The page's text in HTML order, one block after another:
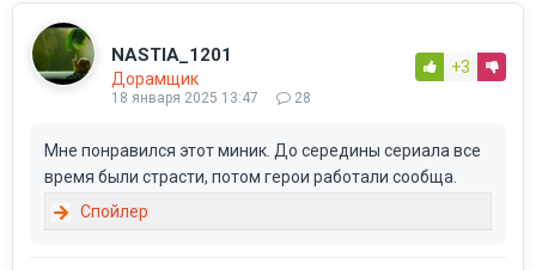
NASTIA_1201
Дорамщик
18 января 2025 13:47 28
+3
Мне понравился этот миник. До середины сериала все
время были страсти, потом герои работали сообща.